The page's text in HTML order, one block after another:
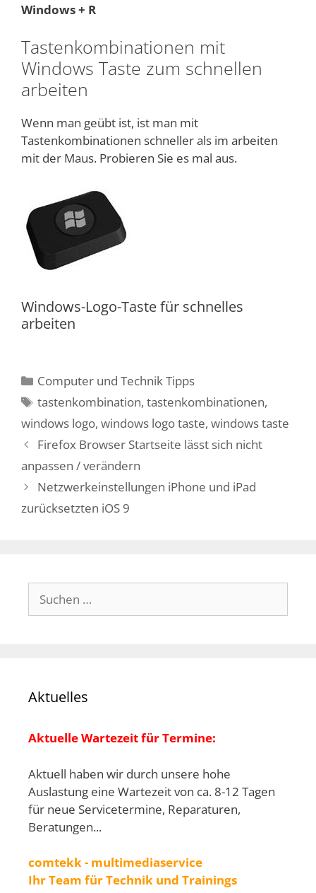
Windows + R
Tastenkombinationen mit
Windows Taste zum schnellen
arbeiten
Wenn man geübt ist, ist man mit
Tastenkombinationen schneller als im arbeiten
mit der Maus. Probieren Sie es mal aus.
Windows-Logo-Taste für schnelles
arbeiten
Kategorien
Computer und Technik Tipps
Schlagwörter
tastenkombination,tastenkombinationen,
windows logo, windows logo taste, windows taste
Firefox Browser Startseite lässt sich nicht
anpassen / verändern
Netzwerkeinstellungen iPhone und iPad
zurücksetzten iOS 9
Suchen
nach:
Aktuelles
Aktuelle Wartezeit für Termine:
Aktuell haben wir durch unsere hohe
Auslastung eine Wartezeit von ca. 8-12 Tagen
für neue Servicetermine, Reparaturen,
Beratungen...
comtekk - multimediaservice
Ihr Team für Technik und Trainings